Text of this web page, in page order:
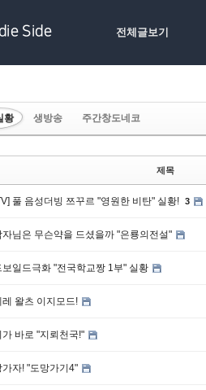
전체글보기
황 생방송
주간창도네코
제목
풀 음성더빙 쯔꾸르 "영원한 비탄" 실황! 3
자님은 무슨약을 드셨을까 "은룡의전설"
보일드극화 "전국학교짱 1부" 실황
레 왈츠 이지모드!
가 바로 "지뢰천국!"
가자! "도망가기4"
5
5
5
5